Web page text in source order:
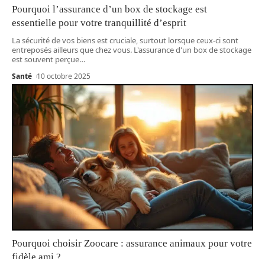
Pourquoi l’assurance d’un box de stockage est
essentielle pour votre tranquillité d’esprit
La sécurité de vos biens est cruciale, surtout lorsque ceux-ci sont
entreposés ailleurs que chez vous. L'assurance d'un box de stockage
est souvent perçue…
Santé 10 octobre 2025
Pourquoi choisir Zoocare : assurance animaux pour votre
fidèle ami ?